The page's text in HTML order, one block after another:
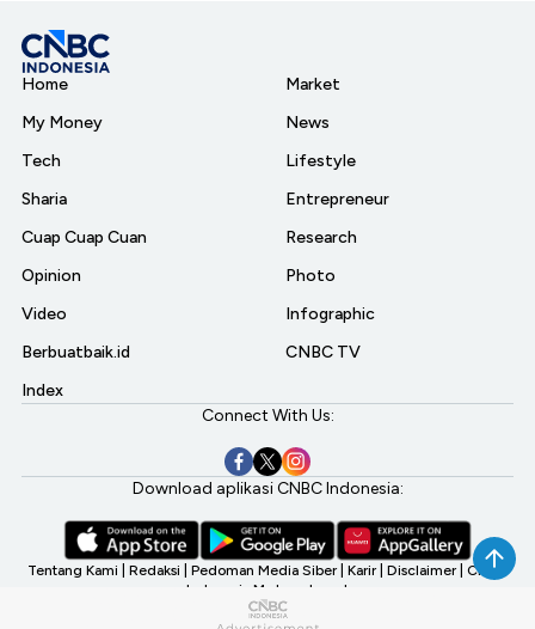
Home
My Money
Tech
Sharia
Cuap Cuap Cuan
Opinion
Video
Berbuatbaik.id
Index
Market
News
Lifestyle
Entrepreneur
Research
Photo
Infographic
CNBC TV
Connect With Us:
Download aplikasi CNBC Indonesia:
Tentang Kami Redaksi Pedoman Media Siber Karir Disclaimer CNBC
Indonesia My Investment
©2026 CNBC Indonesia, A Transmedia Company